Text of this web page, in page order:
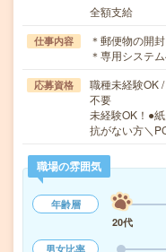
全額支給
仕事内容
＊郵便物の開
＊専用システ
応募資格
職種未経験OK
不要
未経験OK！●
抗がない方＼
職場の雰囲気
年齢層
20代
男女比率